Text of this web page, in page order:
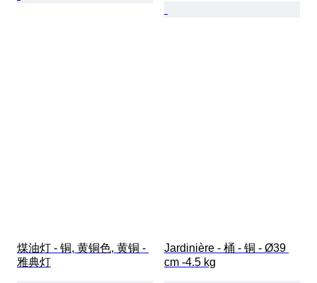
煤油灯 - 铜, 黄铜色, 黄铜 -
雅典灯
Jardinière - 桶 - 铜 - Ø39
cm -4.5 kg